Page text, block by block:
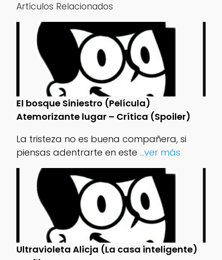
Artículos Relacionados
El bosque Siniestro (Película)
Atemorizante lugar – Crítica (Spoiler)
La tristeza no es buena compañera, si
piensas adentrarte en este ...ver más
Ultravioleta Alicja (La casa inteligente)